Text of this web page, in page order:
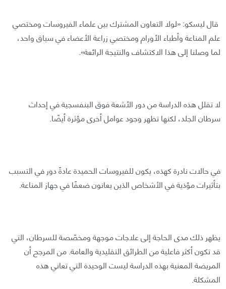
قال ليسكو: «لولا التعاون المشترك بين علماء الفيروسات ومختصي
علم المناعة وأطباء الأورام ومختصي زراعة الأعضاء في سياق واحد،
لما وصلنا إلى هذا الاكتشاف والنتيجة الرائعة».
لا تقلل هذه الدراسة من دور الأشعة فوق البنفسجية في إحداث
سرطان الجلد، لكنها تظهر وجود عوامل أخرى مؤثرة أيضًا.
في حالات نادرة كهذه، يكون للفيروسات الحميدة عادةً دور في التسبب
بتأثيرات مؤذية في الأشخاص الذين يعانون ضعفًا في جهاز المناعة.
يظهر ذلك مدى الحاجة إلى علاجات موجهة ومخصّصة للسرطان، التي
قد تكون أكثر فاعلية من الطرائق التقليدية والعامة. من المرجح أن
المريضة المعنية بهذه الدراسة ليست الوحيدة التي تعاني هذه
المشكلة.